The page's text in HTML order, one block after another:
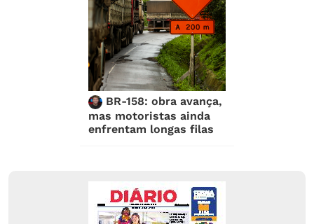
BR-158: obra avança,
mas motoristas ainda
enfrentam longas filas